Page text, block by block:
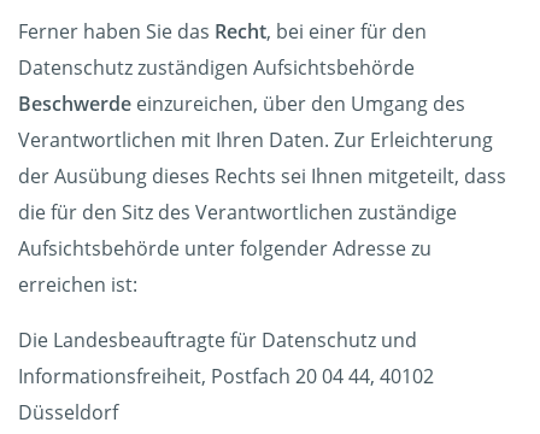
Ferner haben Sie das Recht, bei einer für den
Datenschutz zuständigen Aufsichtsbehörde
Beschwerde einzureichen, über den Umgang des
Verantwortlichen mit Ihren Daten. Zur Erleichterung
der Ausübung dieses Rechts sei Ihnen mitgeteilt, dass
die für den Sitz des Verantwortlichen zuständige
Aufsichtsbehörde unter folgender Adresse zu
erreichen ist:
Die Landesbeauftragte für Datenschutz und
Informationsfreiheit, Postfach 20 04 44, 40102
Düsseldorf